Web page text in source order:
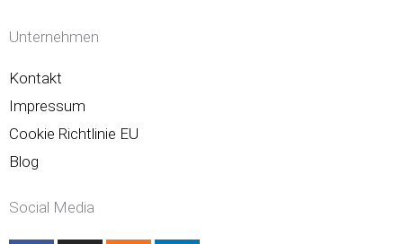
Unternehmen
Kontakt
Impressum
Cookie Richtlinie EU
Blog
Social Media